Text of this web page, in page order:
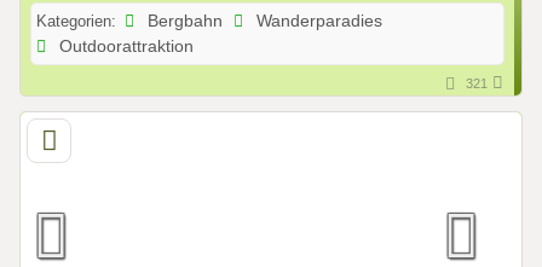
Kategorien: Bergbahn
Wanderparadies
Outdoorattraktion
321